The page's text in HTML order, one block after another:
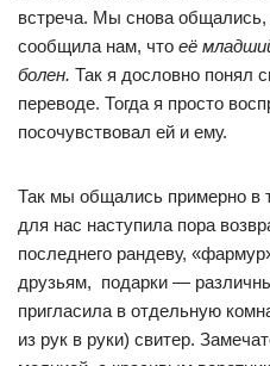
встреча. Мы снова
сообщила нам, что её
болен. Так я дословно понял
переводе. Тогда я просто
посочувствовал ей и ему.
Так мы общались примерно в
для нас наступила пора
последнего рандеву,
друзьям, подарки —
пригласила в отдельную
из рук в руки) свитер.